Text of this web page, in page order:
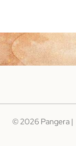
© 2026 Pangera |